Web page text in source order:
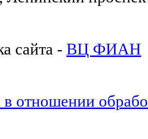
сайта - ВЦ ФИАН
в отношении